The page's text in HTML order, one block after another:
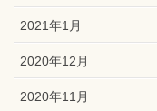
2021年1月
2020年12月
2020年11月